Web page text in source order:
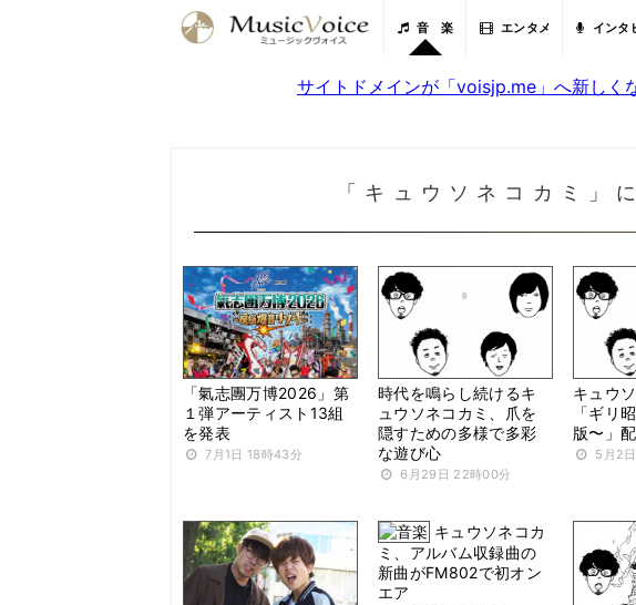
音 楽 エンタメ インタ
サイトドメインが「voisjp.me」へ新しく
「キュウソネコカミ」
「氣志團万博2026」第
１弾アーティスト13組
を発表
7月1日 18時43分
時代を鳴らし続けるキ
ュウソネコカミ、爪を
隠すための多様で多彩
な遊び心
6月29日 22時00分
キュウ
「ギリ
版〜」
5月2
キュウソネコカ
ミ、アルバム収録曲の
新曲がFM802で初オン
エア